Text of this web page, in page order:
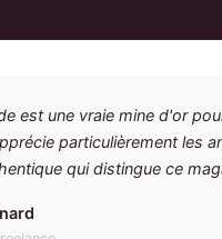
est une vraie mine d'or
particulièrement les
qui distingue ce